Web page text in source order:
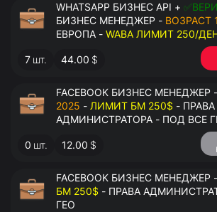
WHATSAPP БИЗНЕС API +
БИЗНЕС МЕНЕДЖЕР - ВОЗРАСТ
ЕВРОПА - WABA ЛИМИТ 250/
ПРИВЯЗКЕ ДО 2 НОМЕРОВ -
АДМИНИСТРАТОРА
7 шт. 44.00 $
FACEBOOK БИЗНЕС МЕНЕДЖЕР -
2025 - ЛИМИТ БМ 250$ - ПРАВА
АДМИНИСТРАТОРА - ПОД ВСЕ
0 шт. 12.00 $
FACEBOOK БИЗНЕС МЕНЕДЖЕР -
БМ 250$ - ПРАВА
ГЕО